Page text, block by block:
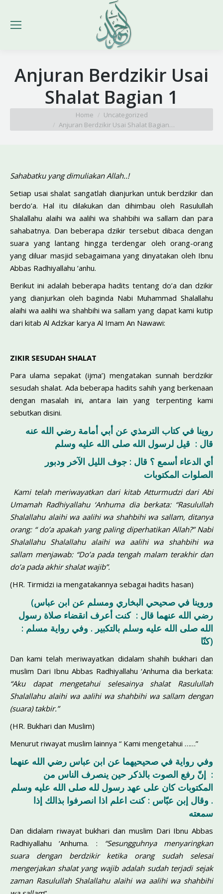
Anjuran Berdzikir Usai
Shalat Bagian 1
Home
Uncategorized
Anjuran Berdzikir Usai Shalat Bagian…
Sahabatku yang dimuliakan Allah..!
Setiap usai shalat sangatlah dianjurkan untuk berdzikir dan
berdo’a. Hal itu dilakukan dan dihimbau oleh Rasulullah
Shalallahu alaihi wa aalihi wa shahbihi wa sallam dan para
sahabatnya. Dan beberapa dzikir tersebut dibaca dengan
suara yang lantang hingga terdengar oleh orang-orang
yang diluar masjid sebagaimana yang dinyatakan oleh Ibnu
Abbas Radhiyallahu ‘anhu.
Berikut ini adalah beberapa hadits tentang do’a dan dzikir
yang dianjurkan oleh baginda Nabi Muhammad Shalallahu
alaihi wa aalihi wa shahbihi wa sallam yang dapat kami kutip
dari kitab Al Adzkar karya Al Imam An Nawawi:
ZIKIR SESUDAH SHALAT
Para ulama sepakat (ijma’) mengatakan sunnah berdzikir
sesudah shalat. Ada beberapa hadits sahih yang berkenaan
dengan masalah ini, antara lain yang terpenting kami
sebutkan disini.
روينا في كتاب الترمذي عن أبي أمامة رضي الله عنه
قال : قيل لرسول الله صلى الله عليه وسلم
الصلوات المكتوبات
Kami telah meriwayatkan dari kitab Atturmudzi dari Abi
Umamah Radhiyallahu ‘Anhumadia berkata: “Rasulullah
Shalallahu alaihi wa aalihi wa shahbihi wa sallam, ditanya
orang: “ do’a apakah yang paling diperhatikan Allah?” Nabi
Shalallahu Shalallahu alaihi wa aalihi wa shahbihi wa
sallammenjawab: “Do’a pada tengah malam terakhir dan
do’a pada akhir shalat wajib”.
(HR. Tirmidzi ia mengatakannya sebagai hadits hasan)
(وروينا في صحيحي البخاري ومسلم عن ابن عباس
رضي الله عنهما قال : كنت أعرف انقضاء صلاة رسول
الله صلى الله عليه وسلم بالتكبير . وفي رواية مسلم :
(كنّا
Dan kami telah meriwayatkan didalam shahih bukhari dan
muslim Dari Ibnu Abbas Radhiyallahu ‘Anhuma dia berkata:
“Aku dapat mengetahui selesainya shalat Rasulullah
Shalallahu alaihi wa aalihi wa shahbihi wa sallamdengan
(suara) takbir.”
(HR. Bukhari dan Muslim)
Menurut riwayat muslim lainnya “ Kami mengetahui ……”
وفي رواية في صحيحيهما عن ابن عباس رضي الله عنهما
: إنّ رفع الصوت بالذكر حين ينصرف الناس من
المكتوبات كان على عهد رسول لله صلى الله عليه وسلم
. وقال إبن عبّاس : كنت اعلم اذا انصرفوا بذالك إذا
سمعته
Dan didalam riwayat bukhari dan muslim Dari Ibnu Abbas
Radhiyallahu ‘Anhuma. :
“Sesungguhnya menyaringkan
suara dengan berdzikir ketika orang sudah selesai
mengerjakan shalat yang wajib adalah sudah terjadi sejak
zaman Rasulullah Shalallahu alaihi wa aalihi wa shahbihi